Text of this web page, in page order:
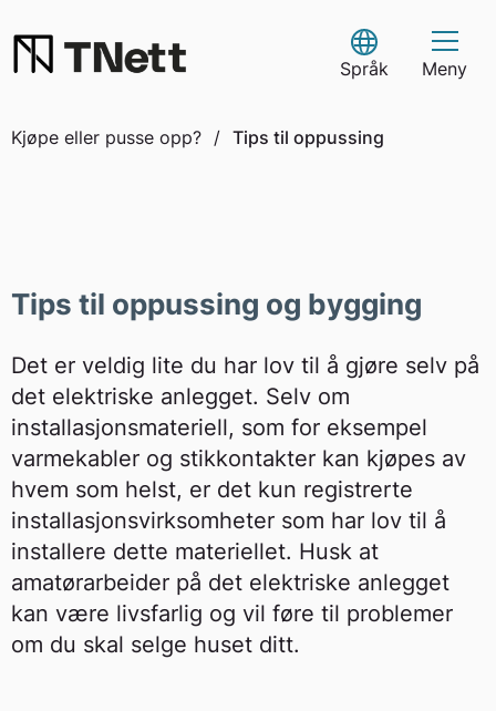
to
content
Språk
Select Language
Meny
Kjøpe eller pusse opp? / Tips til oppussing
Tips til oppussing og bygging
Det er veldig lite du har lov til å gjøre selv på
det elektriske anlegget. Selv om
installasjonsmateriell, som for eksempel
varmekabler og stikkontakter kan kjøpes av
hvem som helst, er det kun registrerte
installasjonsvirksomheter som har lov til å
installere dette materiellet. Husk at
amatørarbeider på det elektriske anlegget
kan være livsfarlig og vil føre til problemer
om du skal selge huset ditt.